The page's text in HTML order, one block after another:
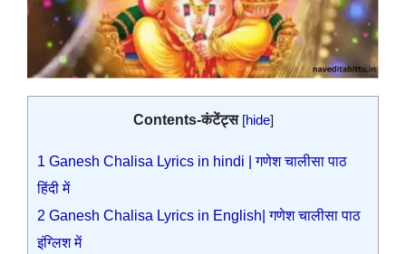
Contents-कंटेंट्स [hide]
1 Ganesh Chalisa Lyrics in hindi | गणेश चालीसा पाठ
हिंदी में
2 Ganesh Chalisa Lyrics in English| गणेश चालीसा पाठ
इंग्लिश में